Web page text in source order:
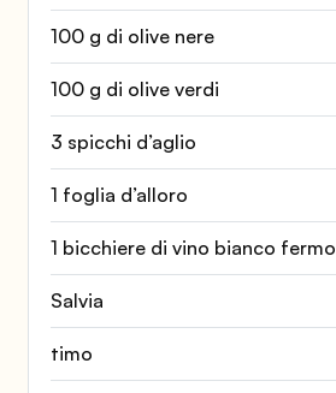
100 g di olive nere
100 g di olive verdi
3 spicchi d’aglio
1 foglia d’alloro
1 bicchiere di vino bianco fermo
Salvia
timo